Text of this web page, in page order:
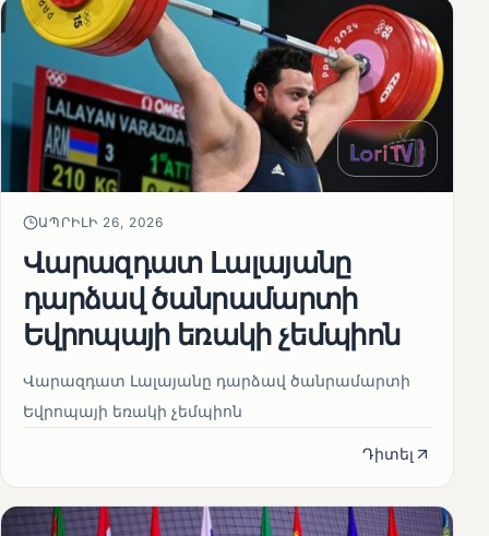
ԱՊՐԻԼԻ 26, 2026
Վարազդատ Լալայանը
դարձավ ծանրամարտի
Եվրոպայի եռակի չեմպիոն
Վարազդատ Լալայանը դարձավ ծանրամարտի
Եվրոպայի եռակի չեմպիոն
Դիտել